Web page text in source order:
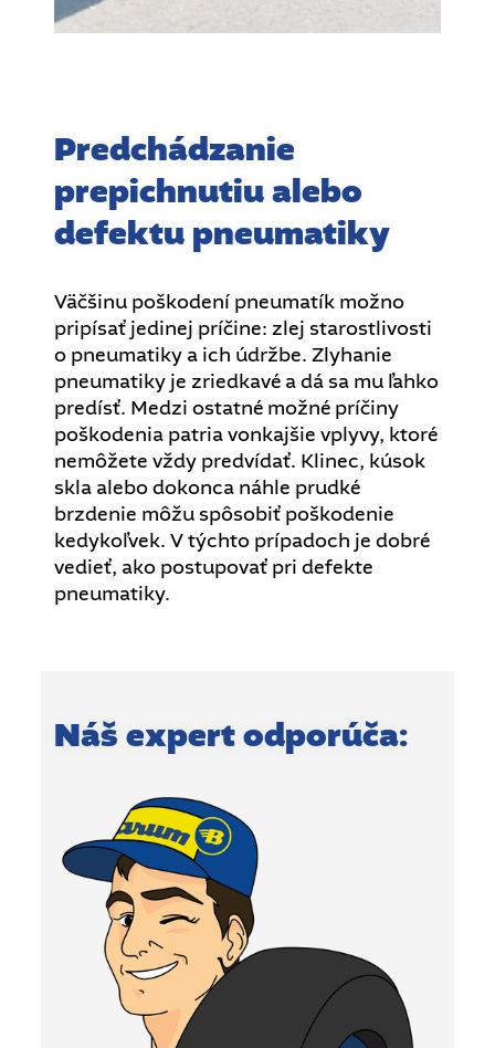
Predchádzanie
prepichnutiu alebo
defektu pneumatiky
Väčšinu poškodení pneumatík možno
pripísať jedinej príčine: zlej starostlivosti
o pneumatiky a ich údržbe. Zlyhanie
pneumatiky je zriedkavé a dá sa mu ľahko
predísť. Medzi ostatné možné príčiny
poškodenia patria vonkajšie vplyvy, ktoré
nemôžete vždy predvídať. Klinec, kúsok
skla alebo dokonca náhle prudké
brzdenie môžu spôsobiť poškodenie
kedykoľvek. V týchto prípadoch je dobré
vedieť, ako postupovať pri defekte
pneumatiky.
Náš expert odporúča: